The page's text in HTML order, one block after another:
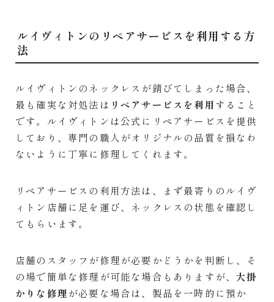
ルイヴィトンのリペアサービスを利用する方
法
ルイヴィトンのネックレスが錆びてしまった場合、
最も確実な対処法は リペアサービスを利用すること
です。ルイヴィトンは公式にリペアサービスを提供
しており、専門の職人がオリジナルの品質を損なわ
ないように丁寧に修理してくれます。
リペアサービスの利用方法は、まず最寄りのルイヴ
ィトン店舗に足を運び、ネックレスの状態を確認し
てもらいます。
店舗のスタッフが修理が必要かどうかを判断し、そ
の場で簡単な修理が可能な場合もありますが、大掛
かりな修理が必要な場合は、製品を一時的に預か